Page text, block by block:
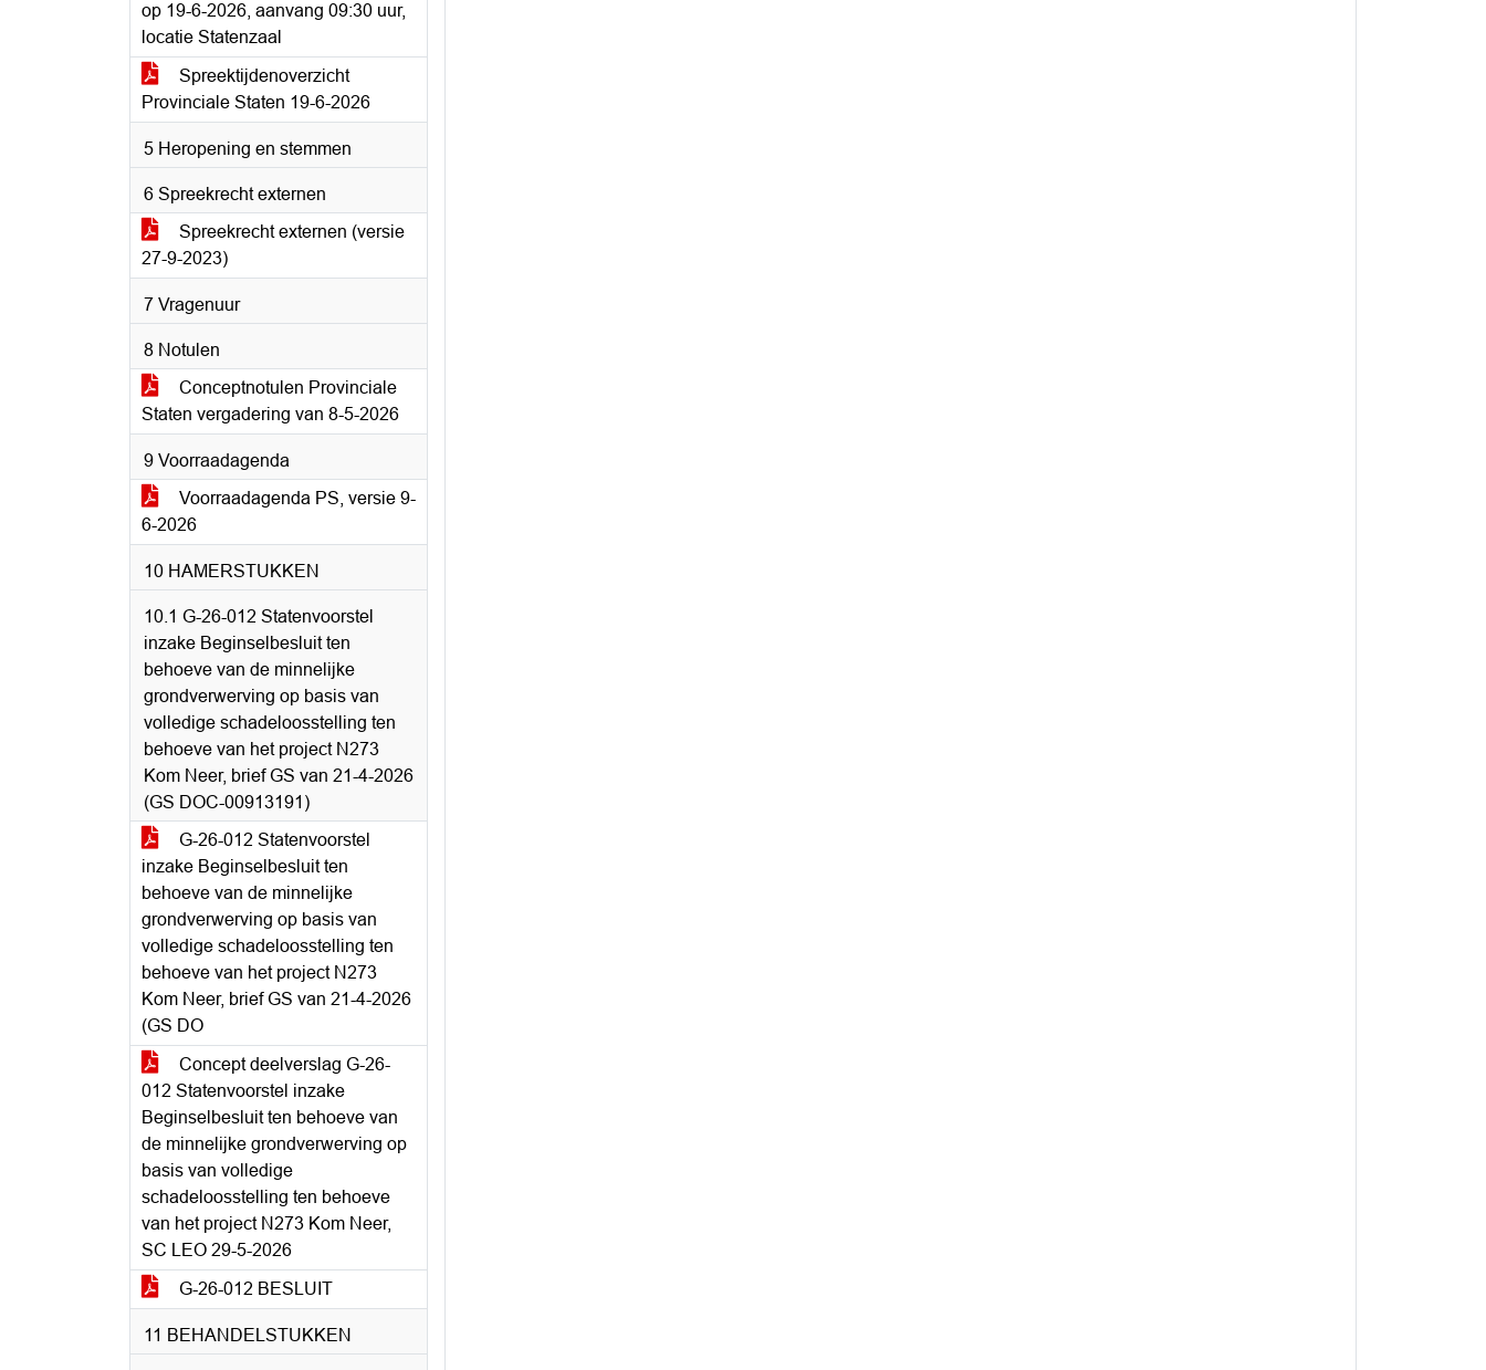
op 19-6-2026, aanvang 09:30 uur,
locatie Statenzaal
Spreektijdenoverzicht
Provinciale Staten 19-6-2026
5 Heropening en stemmen
6 Spreekrecht externen
Spreekrecht externen (versie
27-9-2023)
7 Vragenuur
8 Notulen
Conceptnotulen Provinciale
Staten vergadering van 8-5-2026
9 Voorraadagenda
Voorraadagenda PS, versie 9-
6-2026
10 HAMERSTUKKEN
10.1 G-26-012 Statenvoorstel
inzake Beginselbesluit ten
behoeve van de minnelijke
grondverwerving op basis van
volledige schadeloosstelling ten
behoeve van het project N273
Kom Neer, brief GS van 21-4-2026
(GS DOC-00913191)
G-26-012 Statenvoorstel
inzake Beginselbesluit ten
behoeve van de minnelijke
grondverwerving op basis van
volledige schadeloosstelling ten
behoeve van het project N273
Kom Neer, brief GS van 21-4-2026
(GS DO
Concept deelverslag G-26-
012 Statenvoorstel inzake
Beginselbesluit ten behoeve van
de minnelijke grondverwerving op
basis van volledige
schadeloosstelling ten behoeve
van het project N273 Kom Neer,
SC LEO 29-5-2026
G-26-012 BESLUIT
11 BEHANDELSTUKKEN